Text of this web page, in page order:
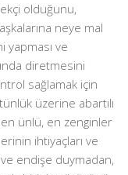
olduğunu,
neye mal
yapması ve
diretmesini
sağlamak için
üzerine abartılı
en ünlü, en zenginler
ihtiyaçları ve
endişe duymadan,